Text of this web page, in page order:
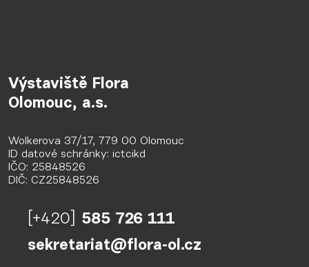
Výstaviště Flora
Olomouc, a.s.
Wolkerova 37/17, 779 00 Olomouc
ID datové schránky: ictcikd
IČO: 25848526
DIČ: CZ25848526
[+420]
585 726 111
sekretariat@flora-ol.cz